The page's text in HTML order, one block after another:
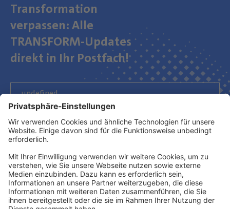
Transformation
verpassen: Alle
TRANSFORM-Updates
direkt in Ihr Postfach!
Newsletter abonnieren